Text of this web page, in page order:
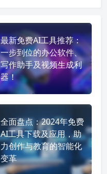
最新免费AI工具推荐：
一步到位的办公软件、
写作助手及视频生成利
器！
全面盘点：2024年免费
AI工具下载及应用，助
力创作与教育的智能化
变革